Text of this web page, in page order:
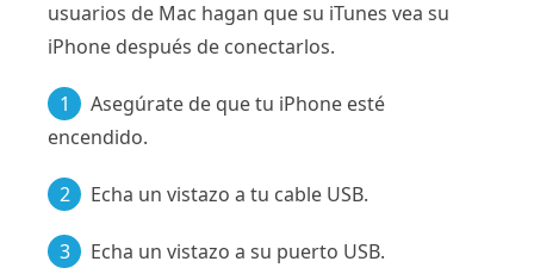
usuarios de Mac hagan que su iTunes vea su
iPhone después de conectarlos.
1
Asegúrate de que tu iPhone esté
encendido.
2 Echa un vistazo a tu cable USB.
3 Echa un vistazo a su puerto USB.